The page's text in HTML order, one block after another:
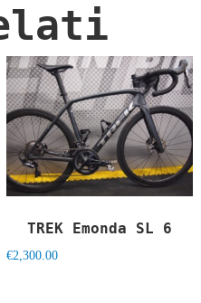
TREK Emonda SL 6
€2,300.00